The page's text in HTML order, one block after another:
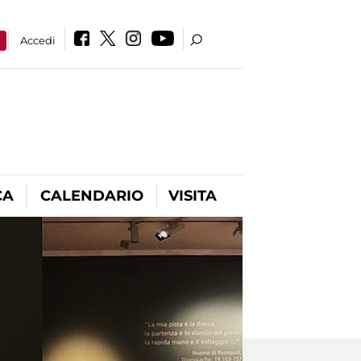
Accedi
CALENDARIO VISITA